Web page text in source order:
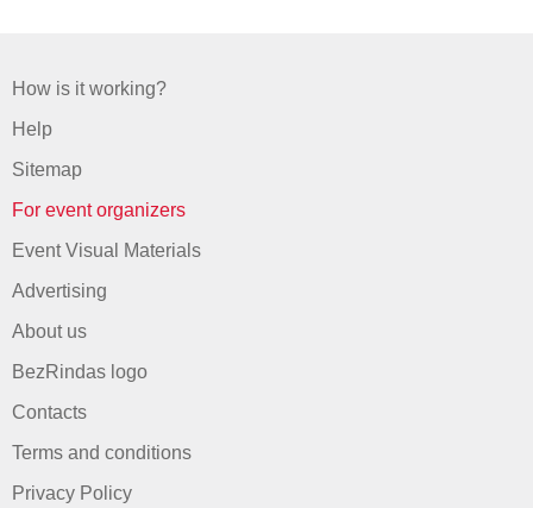
How is it working?
Help
Sitemap
For event organizers
Event Visual Materials
Advertising
About us
BezRindas logo
Contacts
Terms and conditions
Privacy Policy